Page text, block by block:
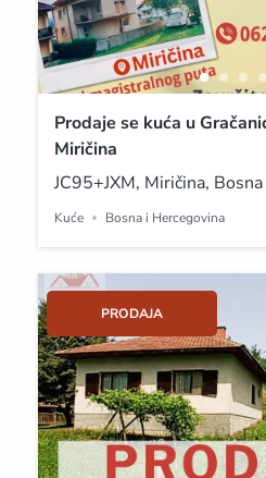
Prodaje se kuća u
Miričina
JC95+JXM, Miričina,
Kuće Bosna i Hercegovina
PRODAJA